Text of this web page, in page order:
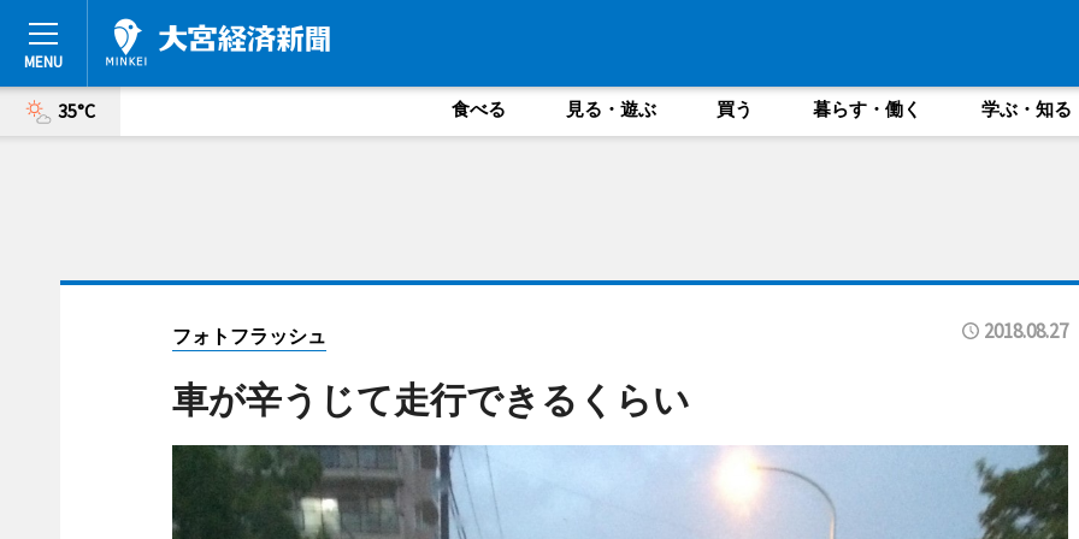
35°C 食べる 見る・遊ぶ 買う 暮らす・働く 学ぶ・知る
フォトフラッシュ 2018.08.27
車が辛うじて走行できるくらい